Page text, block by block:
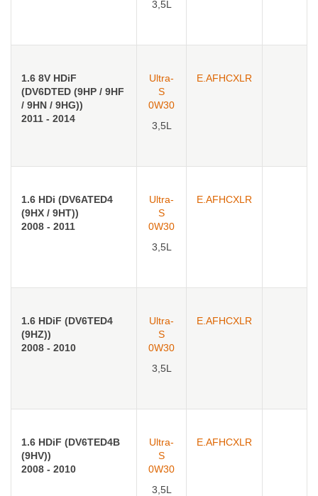
3,5L
1.6 8V HDiF
(DV6DTED (9HP / 9HF
/ 9HN / 9HG))
2011 - 2014
Ultra-
S
0W30
3,5L
E.AFHCXLR
1.6 HDi (DV6ATED4
(9HX / 9HT))
2008 - 2011
Ultra-
S
0W30
3,5L
E.AFHCXLR
1.6 HDiF (DV6TED4
(9HZ))
2008 - 2010
Ultra-
S
0W30
3,5L
E.AFHCXLR
1.6 HDiF (DV6TED4B
(9HV))
2008 - 2010
Ultra-
S
0W30
3,5L
E.AFHCXLR